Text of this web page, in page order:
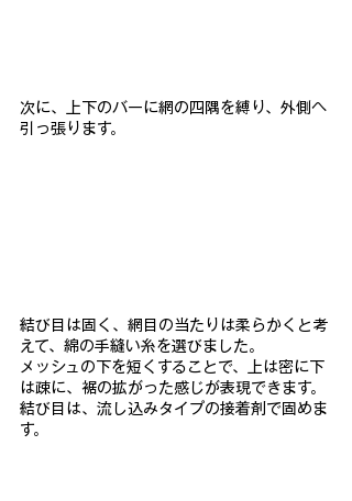
次に、上下のバーに網の四隅を縛り、外側ヘ
引っ張ります。
結び目 は固く、網目の当たりは柔らかくと考
えて、綿の手縫い糸を選びま した。
メッシュの下を短くすることで、上は密に下
は疎に、 裾の拡がった感じが表現できます。
結び目は、流し込みタイプの接着剤で固めま
す。